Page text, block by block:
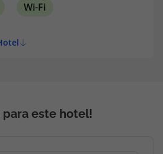
Wi-Fi
este hotel!